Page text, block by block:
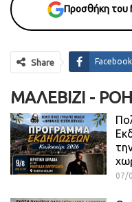
Προσθήκη του
Share Facebook
ΜΑΛΕΒΊΖΙ - ΡΟΗ
07/